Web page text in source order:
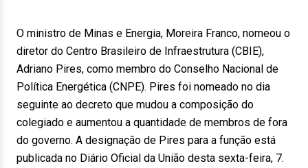
O ministro de Minas e Energia, Moreira Franco, nomeou o
diretor do Centro Brasileiro de Infraestrutura (CBIE),
Adriano Pires, como membro do Conselho Nacional de
Política Energética (CNPE). Pires foi nomeado no dia
seguinte ao decreto que mudou a composição do
colegiado e aumentou a quantidade de membros de fora
do governo. A designação de Pires para a função está
publicada no Diário Oficial da União desta sexta-feira, 7.